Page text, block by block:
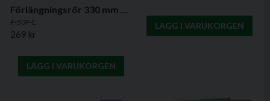
Förlängningsrör 330 mm – Original för Mitsubishi VL-50 miniventilation
P-50P-E
269 kr
LÄGG I VARUKORGEN
LÄGG I VARUKORGEN